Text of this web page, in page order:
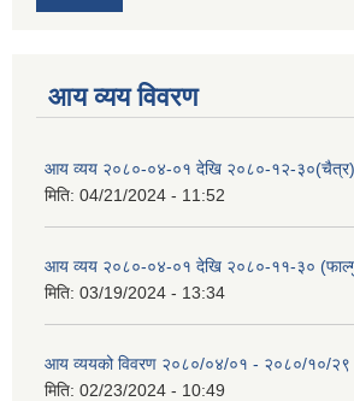
आय व्यय विवरण
आय व्यय २०८०-०४-०१ देखि २०८०-१२-३०(चैत्र)
मिति: 04/21/2024 - 11:52
आय व्यय २०८०-०४-०१ देखि २०८०-११-३०
मिति: 03/19/2024 - 13:34
आय व्ययको विवरण २०८०/०४/०१ - २०८०/१०/२९
मिति: 02/23/2024 - 10:49